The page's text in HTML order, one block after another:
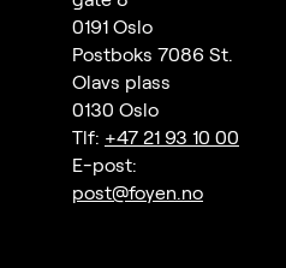
0191 Oslo
Postboks 7086 St.
Olavs plass
0130 Oslo
Tlf: +47 21 93 10 00
E-post:
post@foyen.no